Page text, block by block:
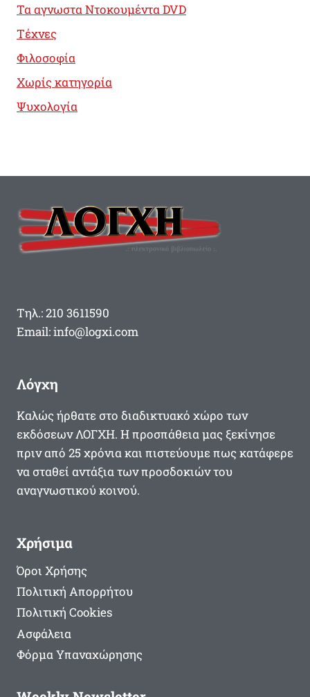
Τα αγνωστα Ντοκουμέντα DVD
Τέχνες
Φιλοσοφία
Χωρίς κατηγορία
Ψυχολογία
Τηλ.: 210 3611590
Email: info@logxi.com
Λόγχη
Καλώς ήρθατε στο διαδικτυακό χώρο των
εκδόσεων ΛΟΓΧΗ. Η προσπάθεια μας ξεκίνησε
πριν από 25 χρόνια και πιστεύουμε πως κατάφερε
να σταθεί αντάξια των προσδοκιών του
αναγνωστικού κοινού.
Χρήσιμα
Όροι Χρήσης
Πολιτική Απορρήτου
Πολιτική Cookies
Ασφάλεια
Φόρμα Υπαναχώρησης